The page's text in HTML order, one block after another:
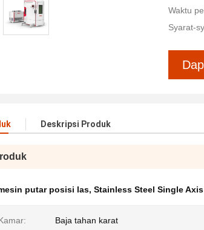
Waktu
Syarat-
Deskripsi Produk
putar posisi las, Stainless Steel Single
Baja tahan karat